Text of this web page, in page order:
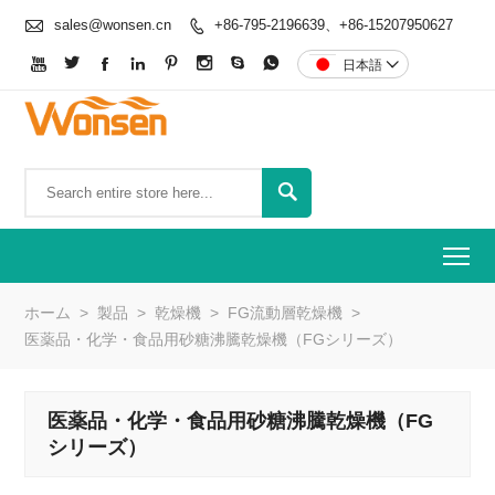
 sales@wonsen.cn  +86-795-2196639、+86-15207950627
        日本語 

ホーム > 製品 > 乾燥機 > FG流動層乾燥機 >
医薬品・化学・食品用砂糖沸騰乾燥機（FGシリーズ）
医薬品・化学・食品用砂糖沸騰乾燥機（FG
シリーズ）